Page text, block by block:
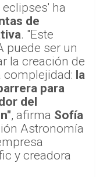
ha
de
. "Este
puede ser un
la creación de
complejidad: la
para
del
, afirma Sofía
Astronomía
y creadora